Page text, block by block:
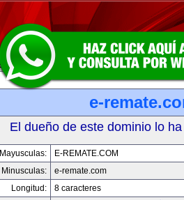
e-
El dueño de este dominio lo
Mayusculas:
E-REMATE.COM
Minusculas:
e-remate.com
Longitud:
8 caracteres